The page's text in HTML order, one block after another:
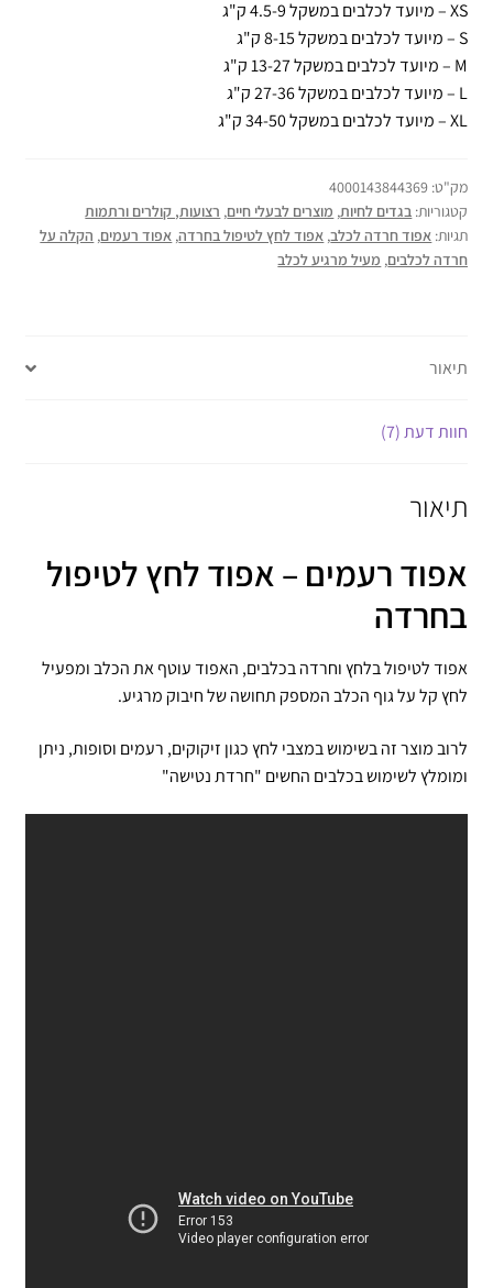
XS – מיועד לכלבים במשקל 4.5-9 ק"ג
S – מיועד לכלבים במשקל 8-15 ק"ג
M – מיועד לכלבים במשקל 13-27 ק"ג
L – מיועד לכלבים במשקל 27-36 ק"ג
XL – מיועד לכלבים במשקל 34-50 ק"ג
מק"ט: 4000143844369
קטגוריות: בגדים לחיות, מוצרים לבעלי חיים, רצועות, קולרים ורתמות
תגיות: אפוד חרדה לכלב, אפוד לחץ לטיפול בחרדה, אפוד רעמים, הקלה על
חרדה לכלבים, מעיל מרגיע לכלב
תיאור
חוות דעת (7)
תיאור
אפוד רעמים – אפוד לחץ לטיפול
בחרדה
אפוד לטיפול בלחץ וחרדה בכלבים, האפוד עוטף את הכלב ומפעיל
לחץ קל על גוף הכלב המספק תחושה של חיבוק מרגיע.
לרוב מוצר זה בשימוש במצבי לחץ כגון זיקוקים, רעמים וסופות, ניתן
ומומלץ לשימוש בכלבים החשים "חרדת נטישה"